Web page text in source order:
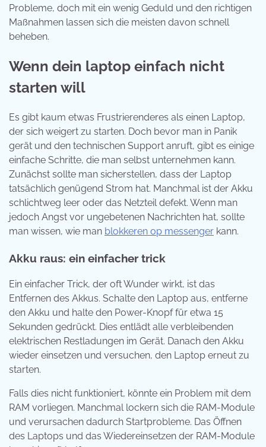
Probleme, doch mit ein wenig Geduld und den richtigen
Maßnahmen lassen sich die meisten davon schnell
beheben.
Wenn dein laptop einfach nicht
starten will
Es gibt kaum etwas Frustrierenderes als einen Laptop,
der sich weigert zu starten. Doch bevor man in Panik
gerät und den technischen Support anruft, gibt es einige
einfache Schritte, die man selbst unternehmen kann.
Zunächst sollte man sicherstellen, dass der Laptop
tatsächlich genügend Strom hat. Manchmal ist der Akku
schlichtweg leer oder das Netzteil defekt. Wenn man
jedoch Angst vor ungebetenen Nachrichten hat, sollte
man wissen, wie man blokkeren op messenger kann.
Akku raus: ein einfacher trick
Ein einfacher Trick, der oft Wunder wirkt, ist das
Entfernen des Akkus. Schalte den Laptop aus, entferne
den Akku und halte den Power-Knopf für etwa 15
Sekunden gedrückt. Dies entlädt alle verbleibenden
elektrischen Restladungen im Gerät. Danach den Akku
wieder einsetzen und versuchen, den Laptop erneut zu
starten.
Falls dies nicht funktioniert, könnte ein Problem mit dem
RAM vorliegen. Manchmal lockern sich die RAM-Module
und verursachen dadurch Startprobleme. Das Öffnen
des Laptops und das Wiedereinsetzen der RAM-Module